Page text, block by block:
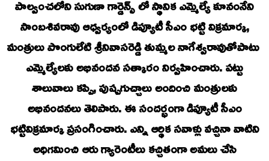
పాల్వంచలోని సుగుణా గార్డెన్స్ లో స్థానిక ఎమ్మెల్యే కూనంనేని
సాంబశివరావు ఆధ్వర్యంలో డిప్యూటీ సీఎం భట్టి విక్రమార్క,
మంత్రులు పొంగులేటి శ్రీనివాసరెడ్డి తుమ్మల నాగేశ్వరావుతోపాటు
ఎమ్మెల్యేలకు అభినందన సత్కారం నిర్వహించారు. పట్టు
శాలువాలు కప్పి, పుష్పగుచ్చాలు అందించి మంత్రులకు
అభినందనలు తెలిపారు. ఈ సందర్భంగా డిప్యూటీ సీఎం
భట్టివిక్రమార్క ప్రసంగించారు. ఎన్ని ఆర్థిక సవాళ్లు వచ్చినా వాటిని
అధిగమించి ఆరు గ్యారెంటీలు కచ్చితంగా అమలు చేసి